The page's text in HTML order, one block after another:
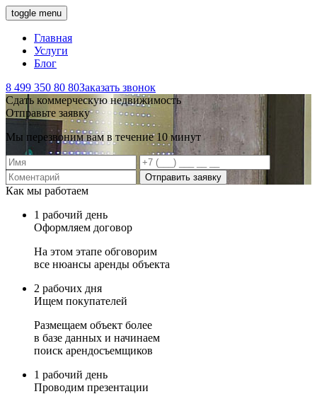
toggle menu
Главная
Услуги
Блог
8 499 350 80 80Заказать звонок
Сдать коммерческую недвижимость
Отправьте заявку
Мы перезвоним вам в течение 10 минут
Отправить заявку
Как мы работаем
1 рабочий день
Оформляем договор
На этом этапе обговорим
все нюансы аренды объекта
2 рабочих дня
Ищем покупателей
Размещаем объект более
в базе данных и начинаем
поиск арендосъемщиков
1 рабочий день
Проводим презентации